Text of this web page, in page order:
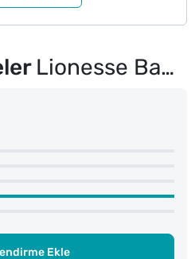
Lionesse Banyo Eldiveni 206
Ekle